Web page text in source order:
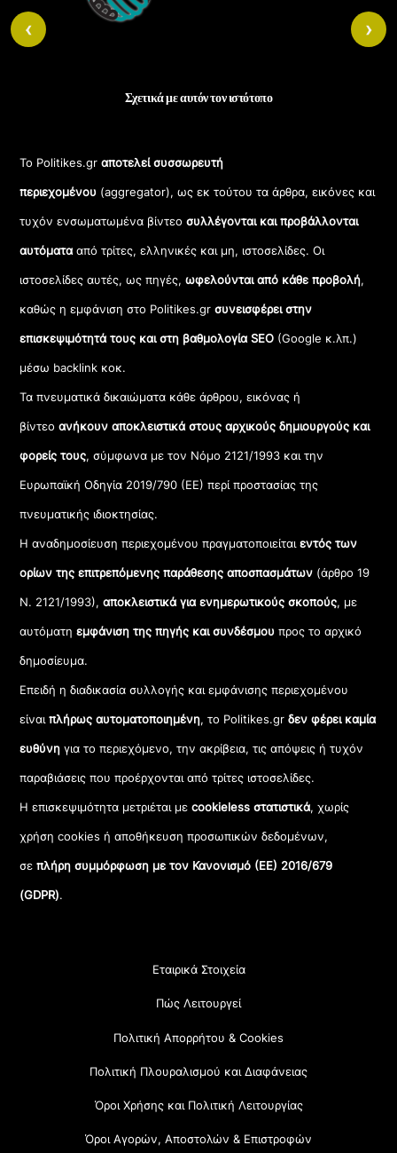
Σχετικά με αυτόν τον ιστότοπο
Το Politikes.grαποτελεί συσσωρευτή
περιεχομένου (aggregator), ως εκ τούτου τα άρθρα, εικόνες και
τυχόν ενσωματωμένα βίντεοσυλλέγονται και προβάλλονται
αυτόματααπό τρίτες, ελληνικές και μη, ιστοσελίδες. Οι
ιστοσελίδες αυτές, ως πηγές,ωφελούνται από κάθε προβολή,
καθώς η εμφάνιση στο Politikes.gr συνεισφέρει στην
επισκεψιμότητά τους και στη βαθμολογία SEO (Google κ.λπ.)
μέσω backlink κοκ.
Τα πνευματικά δικαιώματα κάθε άρθρου, εικόνας ή
βίντεοανήκουν αποκλειστικά στους αρχικούς δημιουργούς και
φορείς τους, σύμφωνα με τον Νόμο 2121/1993 και την
Ευρωπαϊκή Οδηγία 2019/790 (ΕΕ) περί προστασίας της
πνευματικής ιδιοκτησίας.
Η αναδημοσίευση περιεχομένου πραγματοποιείταιεντός των
ορίων της επιτρεπόμενης παράθεσης αποσπασμάτων (άρθρο 19
Ν. 2121/1993), αποκλειστικά για ενημερωτικούς σκοπούς, με
αυτόματηεμφάνιση της πηγής και συνδέσμου προς το αρχικό
δημοσίευμα.
Επειδή η διαδικασία συλλογής και εμφάνισης περιεχομένου
είναιπλήρως αυτοματοποιημένη, το Politikes.grδεν φέρει καμία
ευθύνη για το περιεχόμενο, την ακρίβεια, τις απόψεις ή τυχόν
παραβιάσεις που προέρχονται από τρίτες ιστοσελίδες.
Η επισκεψιμότητα μετριέται μεcookieless στατιστικά, χωρίς
χρήση cookies ή αποθήκευση προσωπικών δεδομένων,
σεπλήρη συμμόρφωση με τον Κανονισμό (ΕΕ) 2016/679
(GDPR).
Εταιρικά Στοιχεία
Πώς Λειτουργεί
Πολιτική Απορρήτου & Cookies
Πολιτική Πλουραλισμού και Διαφάνειας
Όροι Χρήσης και Πολιτική Λειτουργίας
Όροι Αγορών, Αποστολών & Επιστροφών
‹ ›